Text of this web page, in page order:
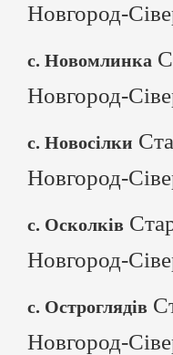
Новгород-
с. Новомлинка
Новгород-
с. Новосілки
Новгород-
с. Осколків
Новгород-
с. Остроглядів
Новгород-